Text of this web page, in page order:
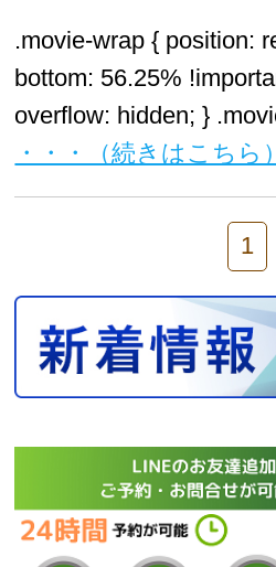
.movie-wrap { position:
bottom: 56.25%
overflow: hidden; }
・・・（続きはこちら）
1